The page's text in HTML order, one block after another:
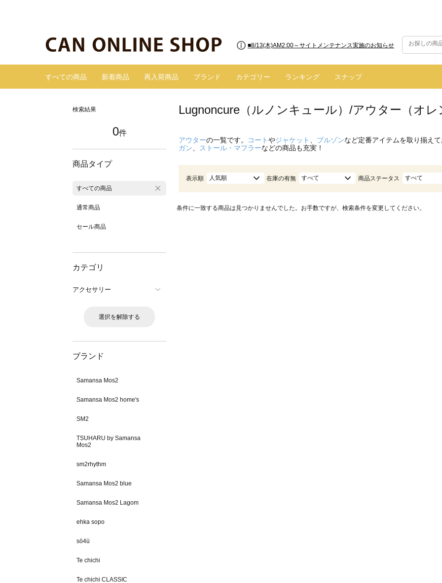
■8/13(木)AM2:00～サイトメンテナンス実施のお知らせ
すべての商品 新着商品 再入荷商品 ブランド カテゴリー ランキング スナップ
検索結果
0件
商品タイプ
すべての商品
通常商品
セール商品
カテゴリ
アクセサリー
選択を解除する
ブランド
Samansa Mos2
Samansa Mos2 home's
SM2
TSUHARU by Samansa
Mos2
sm2rhythm
Samansa Mos2 blue
Samansa Mos2 Lagom
ehka sopo
sō4ū
Te chichi
Te chichi CLASSIC
Lugnoncure（ルノンキュール）/アウター（オレ
アウターの一覧です。 コートやジャケット ブルゾンなど定番アイテムを取り揃え
ガン
ストール・マフラーなどの商品も充実！
表示順 人気順 在庫の有無 すべて 商品ステータス すべて
条件に一致する商品は見つかりませんでした。お手数ですが、検索条件を変更してください。